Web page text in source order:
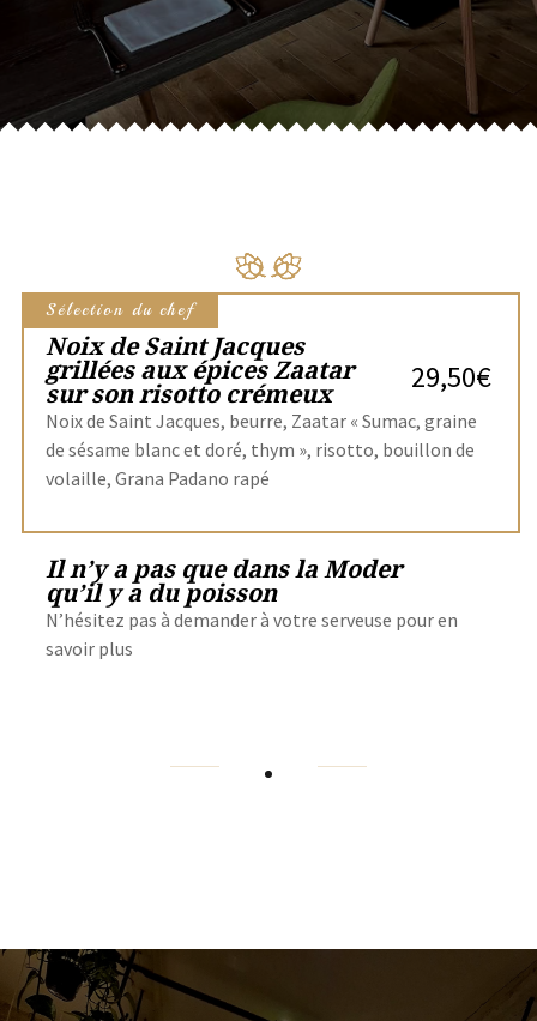
Sélection du chef
Noix de Saint Jacques
grillées aux épices Zaatar
sur son risotto crémeux
29,50€
Noix de Saint Jacques, beurre, Zaatar « Sumac, graine
de sésame blanc et doré, thym », risotto, bouillon de
volaille, Grana Padano rapé
Il n’y a pas que dans la Moder
qu’il y a du poisson
N’hésitez pas à demander à votre serveuse pour en
savoir plus